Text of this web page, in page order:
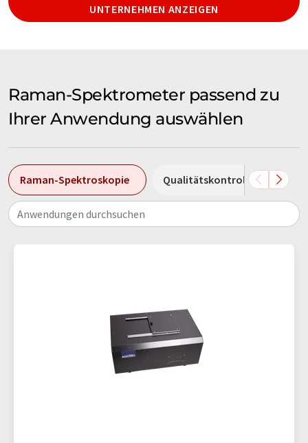
UNTERNEHMEN ANZEIGEN
Raman-Spektrometer passend zu
Ihrer Anwendung auswählen
Raman-Spektroskopie Qualitätskontrolle
Anwendungen durchsuchen